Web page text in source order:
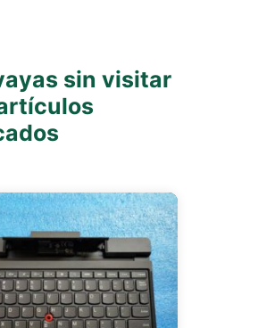
sin visitar